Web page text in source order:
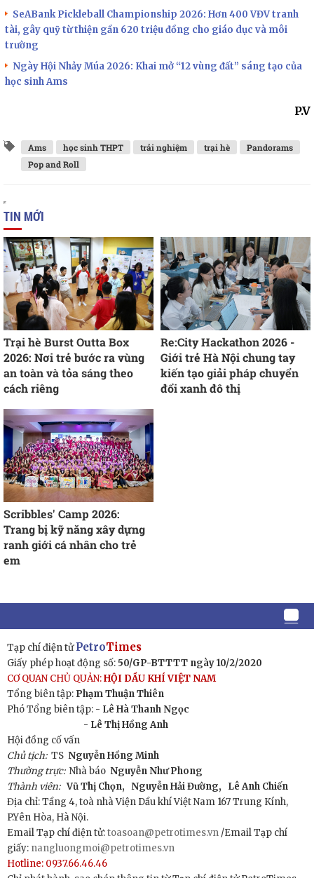
SeABank Pickleball Championship 2026: Hơn 400 VĐV tranh
tài, gây quỹ từ thiện gần 620 triệu đồng cho giáo dục và môi
trường
Ngày Hội Nhảy Múa 2026: Khai mở “12 vùng đất” sáng tạo của
học sinh Ams
P.V
Ams học sinh THPT trải nghiệm trại hè
Pandorams
Pop and Roll
TIN MỚI
Trại hè Burst Outta Box
2026: Nơi trẻ bước ra vùng
an toàn và tỏa sáng theo
cách riêng
Re:City Hackathon 2026 -
Giới trẻ Hà Nội chung tay
kiến tạo giải pháp chuyển
đổi xanh đô thị
Scribbles' Camp 2026:
Trang bị kỹ năng xây dựng
ranh giới cá nhân cho trẻ
em
Tạp chí điện tửPetroTimes
Giấy phép hoạt động số: 50/GP-BTTTT ngày 10/2/2020
CƠ QUAN CHỦ QUẢN:HỘI DẦU KHÍ VIỆT NAM
Tổng biên tập: Phạm Thuận Thiên
Phó Tổng biên tập: - Lê Hà Thanh Ngọc
- Lê Thị Hồng Anh
Hội đồng cố vấn
Chủ tịch:TS Nguyễn Hồng Minh
Thường trực: Nhà báo Nguyễn Như Phong
Thành viên: Vũ Thị Chọn, Nguyễn Hải Đường,
Lê Anh Chiến
Địa chỉ: Tầng 4, toà nhà Viện Dầu khí Việt Nam 167 Trung Kính,
P.Yên Hòa, Hà Nội.
Email Tạp chí điện tử:toasoan@petrotimes.vn/Email Tạp chí
giấy: nangluongmoi@petrotimes.vn
Hotline: 0937.66.46.46